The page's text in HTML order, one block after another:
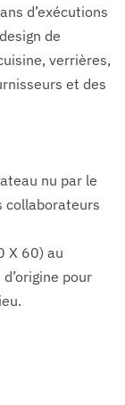
d’exécutions
de
verrières,
et des
nu par le
collaborateurs
X 60) au
pour